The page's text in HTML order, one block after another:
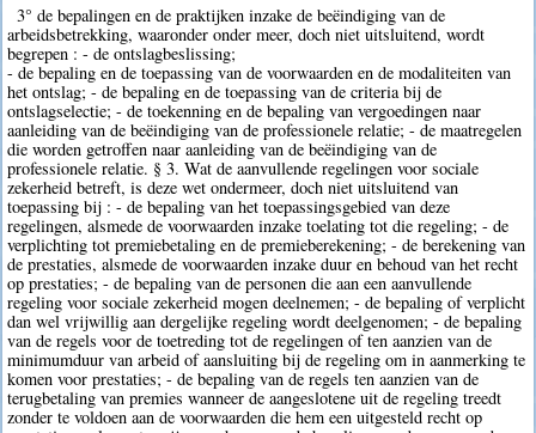
3° de bepalingen en de praktijken inzake de beëindiging van de
arbeidsbetrekking, waaronder onder meer, doch niet uitsluitend, wordt
begrepen : - de ontslagbeslissing;
- de bepaling en de toepassing van de voorwaarden en de modaliteiten van
het ontslag; - de bepaling en de toepassing van de criteria bij de
ontslagselectie; - de toekenning en de bepaling van vergoedingen naar
aanleiding van de beëindiging van de professionele relatie; - de maatregelen
die worden getroffen naar aanleiding van de beëindiging van de
professionele relatie. § 3. Wat de aanvullende regelingen voor sociale
zekerheid betreft, is deze wet ondermeer, doch niet uitsluitend van
toepassing bij : - de bepaling van het toepassingsgebied van deze
regelingen, alsmede de voorwaarden inzake toelating tot die regeling; - de
verplichting tot premiebetaling en de premieberekening; - de berekening van
de prestaties, alsmede de voorwaarden inzake duur en behoud van het recht
op prestaties; - de bepaling van de personen die aan een aanvullende
regeling voor sociale zekerheid mogen deelnemen; - de bepaling of verplicht
dan wel vrijwillig aan dergelijke regeling wordt deelgenomen; - de bepaling
van de regels voor de toetreding tot de regelingen of ten aanzien van de
minimumduur van arbeid of aansluiting bij de regeling om in aanmerking te
komen voor prestaties; - de bepaling van de regels ten aanzien van de
terugbetaling van premies wanneer de aangeslotene uit de regeling treedt
zonder te voldoen aan de voorwaarden die hem een uitgesteld recht op